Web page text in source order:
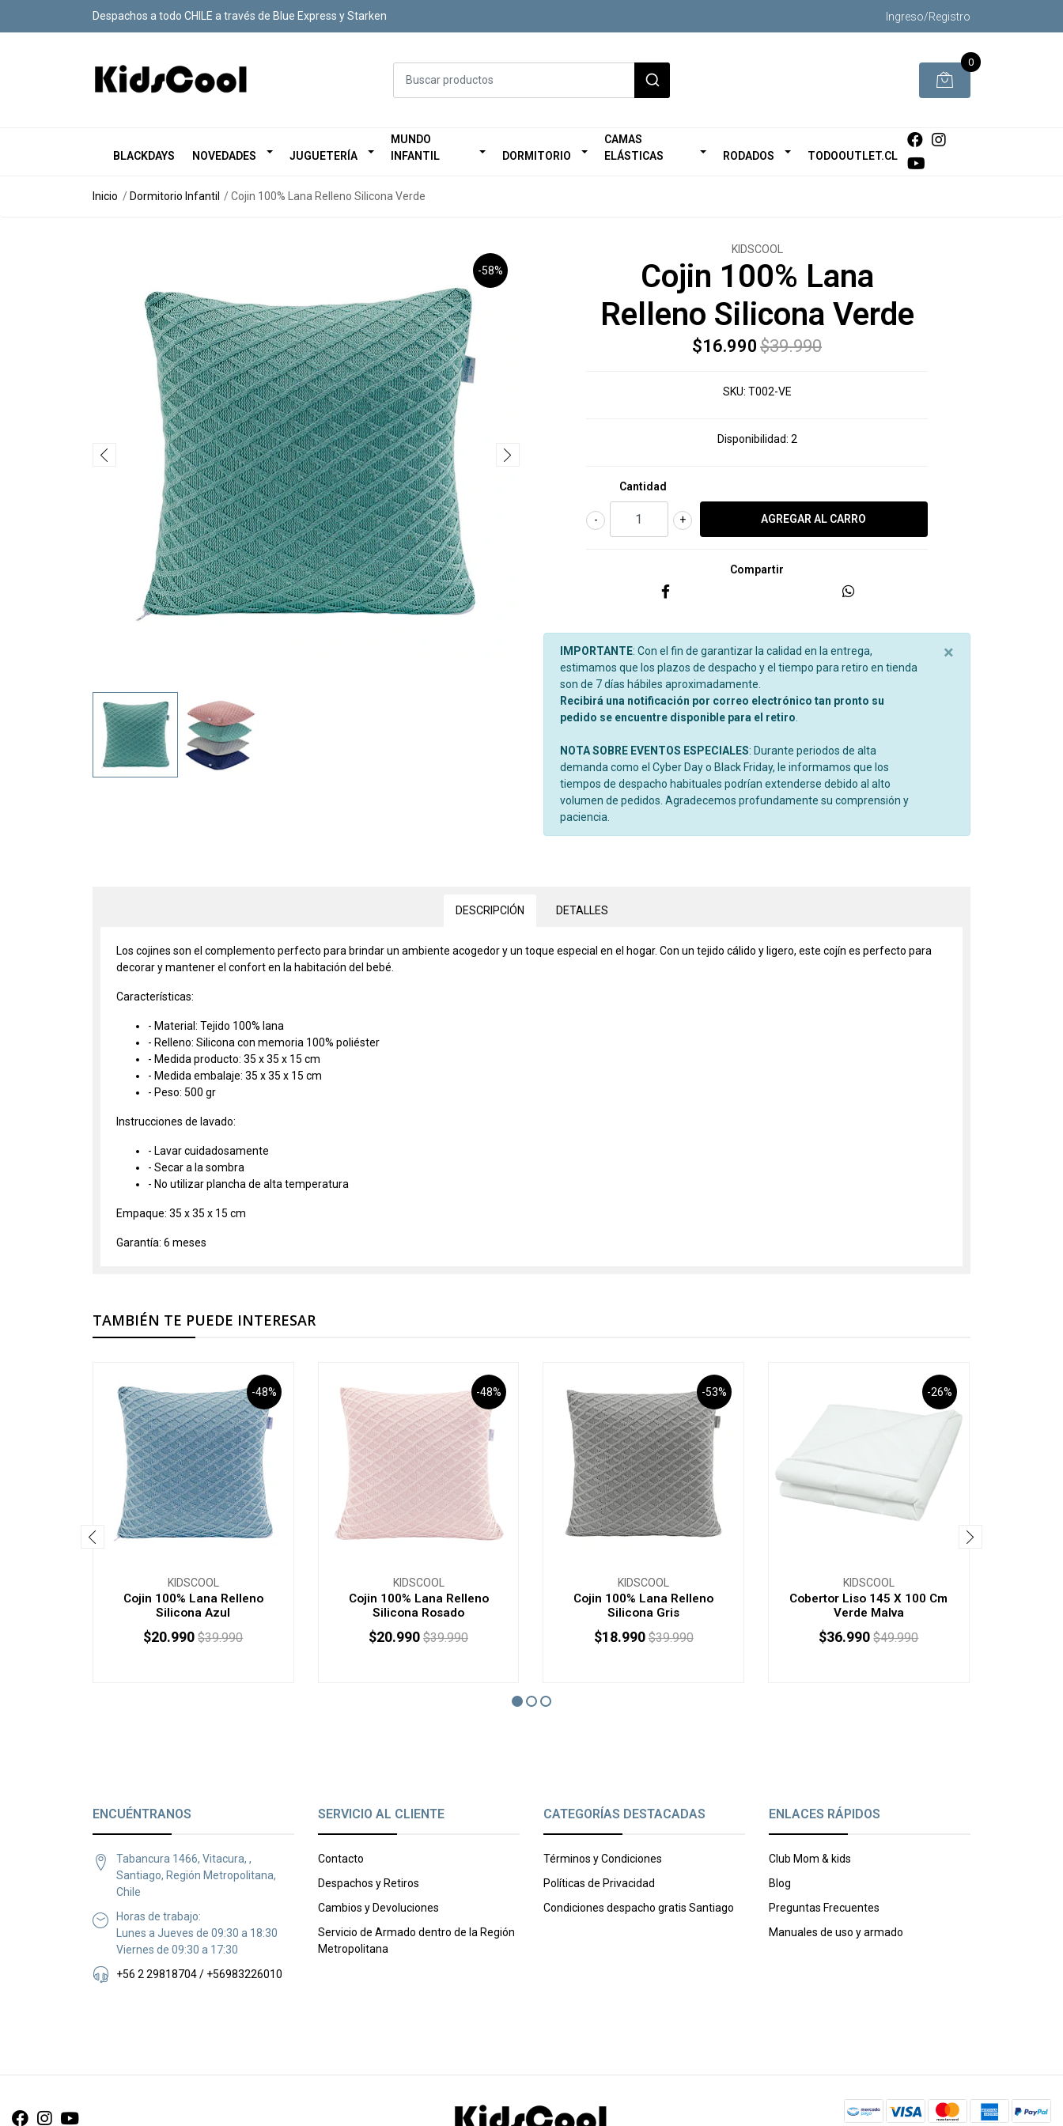
Despachos a todo CHILE a través de Blue Express y Starken Ingreso/Registro
0
BLACKDAYS NOVEDADES JUGUETERÍA
MUNDO
INFANTIL
DORMITORIO
CAMAS
ELÁSTICAS
RODADOS TODOOUTLET.CL
Inicio Dormitorio Infantil Cojin 100% Lana Relleno Silicona Verde
-58%
KIDSCOOL
Cojin 100% Lana
Relleno Silicona Verde
$16.990 $39.990
SKU: T002-VE
Disponibilidad: 2
Cantidad
+
-
Compartir
IMPORTANTE: Con el fin de garantizar la calidad en la entrega,
estimamos que los plazos de despacho y el tiempo para retiro en tienda
son de 7 días hábiles aproximadamente.
Recibirá una notificación por correo electrónico tan pronto su
pedido se encuentre disponible para el retiro
NOTA SOBRE EVENTOS ESPECIALES: Durante periodos de alta
demanda como el Cyber Day o Black Friday, le informamos que los
tiempos de despacho habituales podrían extenderse debido al alto
volumen de pedidos. Agradecemos profundamente su comprensión y
paciencia.
×
DESCRIPCIÓN DETALLES
Los cojines son el complemento perfecto para brindar un ambiente acogedor y un toque especial en el hogar. Con un tejido cálido y ligero, este cojín es perfecto para
decorar y mantener el confort en la habitación del bebé.
Características:
- Material: Tejido 100% lana
- Relleno: Silicona con memoria 100% poliéster
- Medida producto: 35 x 35 x 15 cm
- Medida embalaje: 35 x 35 x 15 cm
- Peso: 500 gr
Instrucciones de lavado:
- Lavar cuidadosamente
- Secar a la sombra
- No utilizar plancha de alta temperatura
Empaque: 35 x 35 x 15 cm
Garantía: 6 meses
TAMBIÉN TE PUEDE INTERESAR
-48%
KIDSCOOL
Cojin 100% Lana Relleno
Silicona Azul
$20.990 $39.990
-48%
KIDSCOOL
Cojin 100% Lana Relleno
Silicona Rosado
AGOTADO
$20.990 $39.990
-53%
KIDSCOOL
Cojin 100% Lana Relleno
Silicona Gris
$18.990 $39.990
-26%
KIDSCOOL
Cobertor Liso 145 X 100 Cm
Verde Malva
AGOTADO
$36.990 $49.990
ENCUÉNTRANOS
Tabancura 1466, Vitacura, ,
Santiago, Región Metropolitana,
Chile
Horas de trabajo:
Lunes a Jueves de 09:30 a 18:30
Viernes de 09:30 a 17:30
+56 2 29818704 / +56983226010
SERVICIO AL CLIENTE
Contacto
Despachos y Retiros
Cambios y Devoluciones
Servicio de Armado dentro de la Región
Metropolitana
CATEGORÍAS DESTACADAS
Términos y Condiciones
Políticas de Privacidad
Condiciones despacho gratis Santiago
ENLACES RÁPIDOS
Club Mom & kids
Blog
Preguntas Frecuentes
Manuales de uso y armado